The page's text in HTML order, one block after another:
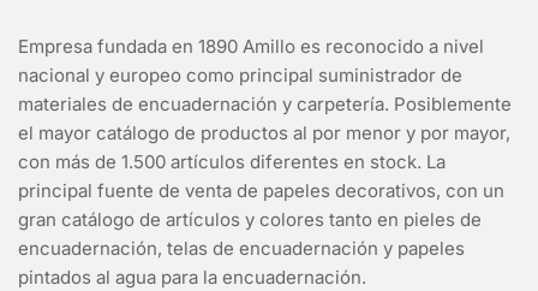
Empresa fundada en 1890 Amillo es reconocido a nivel
nacional y europeo como principal suministrador de
materiales de encuadernación y carpetería. Posiblemente
el mayor catálogo de productos al por menor y por mayor,
con más de 1.500 artículos diferentes en stock. La
principal fuente de venta de papeles decorativos, con un
gran catálogo de artículos y colores tanto en pieles de
encuadernación, telas de encuadernación y papeles
pintados al agua para la encuadernación.